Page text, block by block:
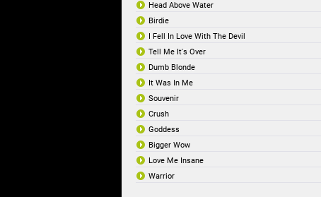
Head Above Water
Birdie
I Fell In Love With The Devil
Tell Me It's Over
Dumb Blonde
It Was In Me
Souvenir
Crush
Goddess
Bigger Wow
Love Me Insane
Warrior